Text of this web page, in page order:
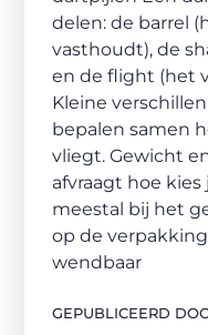
delen: de barrel
vasthoudt), de
en de flight (het
Kleine
bepalen samen
vliegt. Gewicht
afvraagt hoe
meestal bij het
op de
wendbaar
GEPUBLICEERD